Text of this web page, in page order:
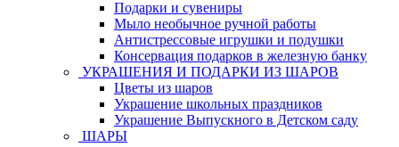
Подарки и сувениры
Мыло необычное ручной работы
Антистрессовые игрушки и подушки
Консервация подарков в железную банку
УКРАШЕНИЯ И ПОДАРКИ ИЗ ШАРОВ
Цветы из шаров
Украшение школьных праздников
Украшение Выпускного в Детском саду
ШАРЫ